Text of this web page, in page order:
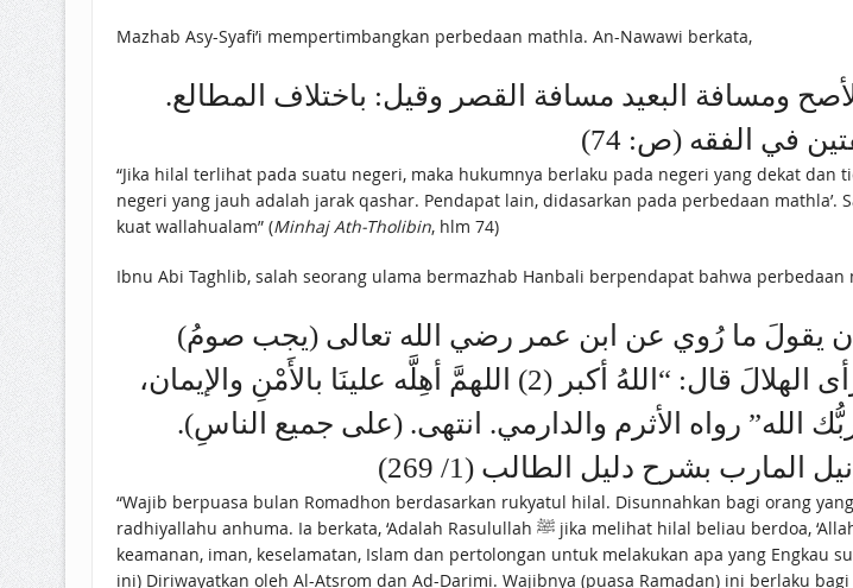
Mazhab Asy-Syafi’i mempertimbangkan perbedaan mathla. An-Nawawi berkata,
ومسافة البعيد مسافة القصر وقيل: باختلاف المطالع.
في الفقه (ص: 74)
“Jika hilal terlihat pada suatu negeri, maka hukumnya berlaku pada negeri yang dekat
negeri yang jauh adalah jarak qashar. Pendapat lain, didasarkan pada perbedaan
kuat wallahualam” (Minhaj Ath-Tholibin, hlm 74)
Ibnu Abi Taghlib, salah seorang ulama bermazhab Hanbali berpendapat bahwa perbedaan
(يجب صومُ) شهرِ (رمضانَ برؤيةِ هلالِه.) ويستحبُّ لمن رأى الهلالَ أن يقولَ ما رُوي عن ابن عمر رضي الله تعالى
عنهما، وعنَّا بهما (1)، قال: كان رسول الله – ﷺ – إذا رأى الهلالَ قال: “اللهُ أكبر (2) اللهمَّ أهِلَّه علينَا بالأَمْنِ والإيمان،
الله” رواه الأثرم والدارمي. انتهى. (على جميع الناسِ).
بشرح دليل الطالب (1/ 269)
“Wajib berpuasa bulan Romadhon berdasarkan rukyatul hilal. Disunnahkan bagi orang
radhiyallahu anhuma. Ia berkata, ‘Adalah Rasulullah ﷺ jika melihat hilal beliau berdoa, ‘Allahuakbar. Ya Allah, terbitkanlah hilal itu pada kami dengan membawa
keamanan, iman, keselamatan, Islam dan pertolongan untuk melakukan apa yang Engkau
ini) Diriwayatkan oleh Al-Atsrom dan Ad-Darimi. Wajibnya (puasa Ramadan) ini berlaku